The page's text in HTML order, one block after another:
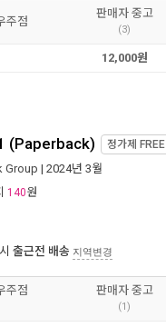
주점
판매자 중고
(3)
12,000원
(Paperback) 정가제 FREE
Group | 2024년 3월
140원
출근전 배송 지역변경
주점 판매자 중고
(1)